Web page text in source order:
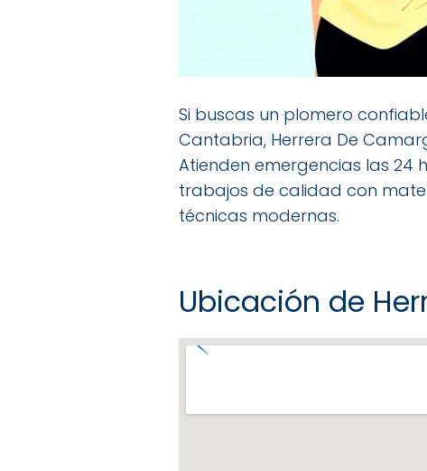
Si buscas un plomero
Cantabria, Herrera De
Atienden emergencias las 24
trabajos de calidad con
técnicas modernas.
Ubicación de